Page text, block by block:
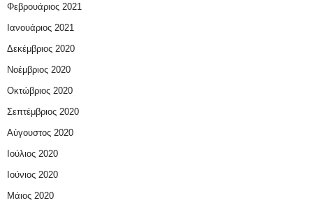
Φεβρουάριος 2021
Ιανουάριος 2021
Δεκέμβριος 2020
Νοέμβριος 2020
Οκτώβριος 2020
Σεπτέμβριος 2020
Αύγουστος 2020
Ιούλιος 2020
Ιούνιος 2020
Μάιος 2020